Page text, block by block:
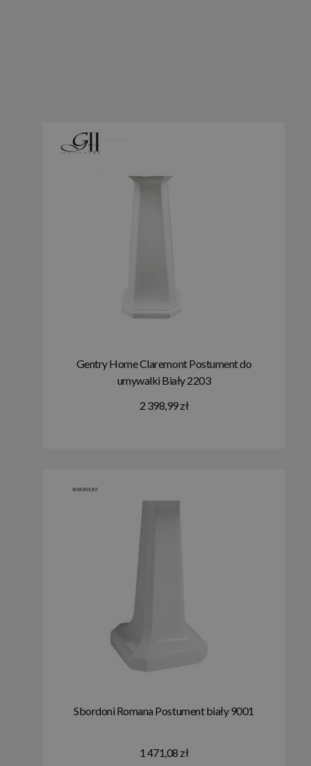
Gentry Home Claremont Postument do
umywalki Biały 2203
2 398,99 zł
Sbordoni Romana Postument biały 9001
1 471,08 zł